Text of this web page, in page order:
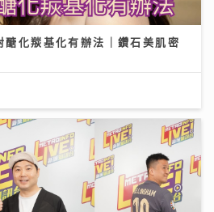
化羰基化有辦法｜鑽石美肌密